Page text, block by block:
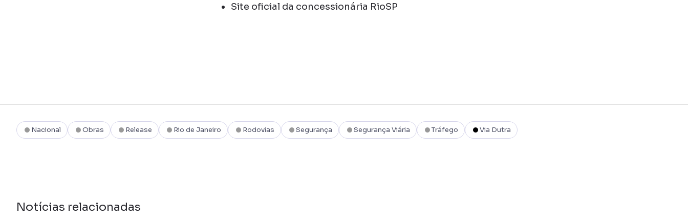
Site oficial da concessionária RioSP
Nacional Obras Release Rio de Janeiro Rodovias Segurança Segurança Viária Tráfego Via Dutra
Notícias relacionadas